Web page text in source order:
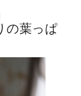
の葉っぱ